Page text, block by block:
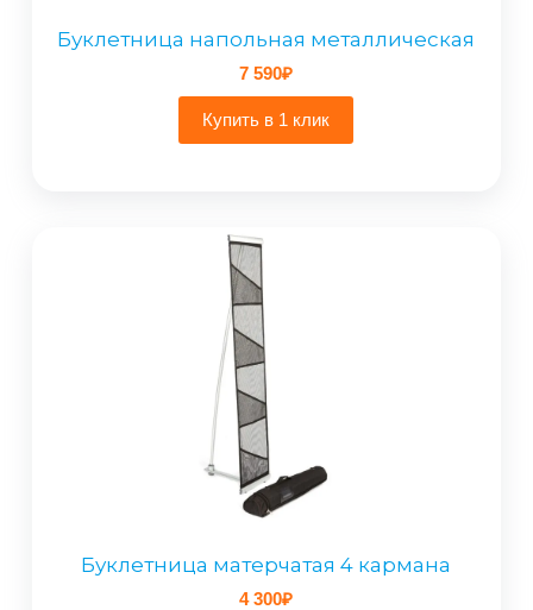
Буклетница напольная металлическая
7 590₽
Купить в 1 клик
Буклетница матерчатая 4 кармана
4 300₽